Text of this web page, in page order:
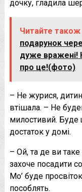
дочку, гладила
Читайте також
подарунок
дуже вpaжені!
про цe!(фото)
– Не журися,
втішала. – Не
милостивий. Буде
достаток у домі.
– Ой, та де ви
захоче посадити
Мо’ буде
пособлять.